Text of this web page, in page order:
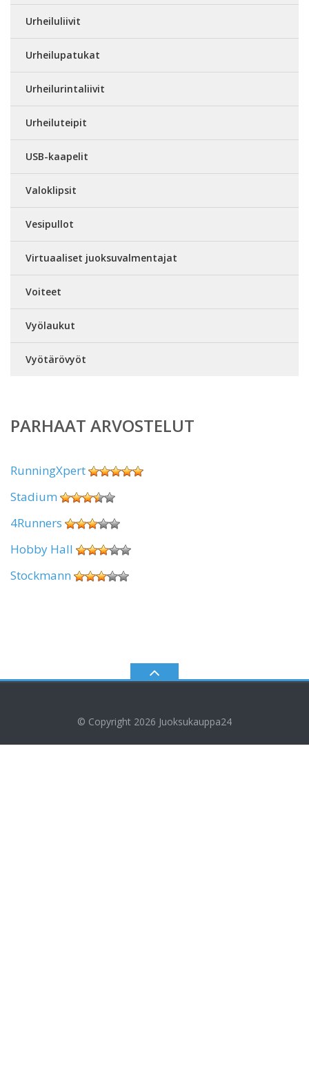
Urheiluliivit
Urheilupatukat
Urheilurintaliivit
Urheiluteipit
USB-kaapelit
Valoklipsit
Vesipullot
Virtuaaliset juoksuvalmentajat
Voiteet
Vyölaukut
Vyötärövyöt
PARHAAT ARVOSTELUT
RunningXpert
Stadium
4Runners
Hobby Hall
Stockmann
© Copyright 2026 Juoksukauppa24